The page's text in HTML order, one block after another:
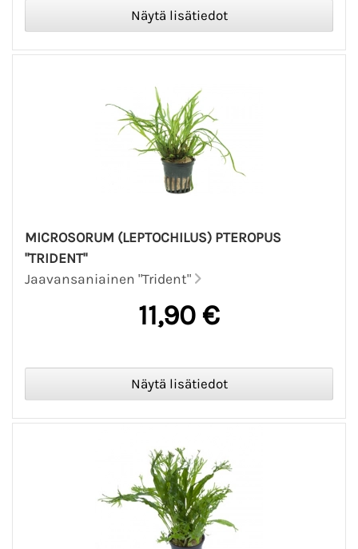
MICROSORUM (LEPTOCHILUS) PTEROPUS
"TRIDENT"
Jaavansaniainen "Trident"
11,90 €